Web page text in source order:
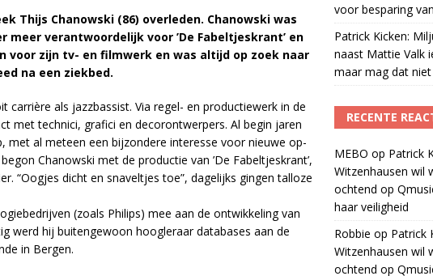
Thijs Cha­now­ski (86) over­le­den. Cha­now­ski was
ver­ant­woor­de­lijk voor ’De Fa­bel­tjes­krant’ en
voor zijn tv- en film­werk en was al­tijd op zoek naar
na een ziek­bed.
car­riè­re als jazz­bas­sist. Via re­gel- en pro­duc­tie­werk in de
met tech­ni­ci, gra­fi­ci en de­cor­ont­wer­pers. Al be­gin ja­ren
met al met­een een bij­zon­de­re in­te­res­se voor nieu­we op­
Cha­now­ski met de pro­duc­tie van ’De Fa­bel­tjes­krant’,
“Oog­jes dicht en sna­vel­tjes toe”, da­ge­lijks gin­gen tal­lo­ze
(zo­als Phi­lips) mee aan de ont­wik­ke­ling van
werd hij bui­ten­ge­woon hoog­le­raar da­ta­ba­ses aan de
in Ber­gen.
voor besparing
Patrick Kicken:
naast Mattie Valk
maar mag dat
RECENTE
MEBO op Patrick
Witzenhausen wil
ochtend op
haar veiligheid
Robbie op Patrick
Witzenhausen wil
ochtend op